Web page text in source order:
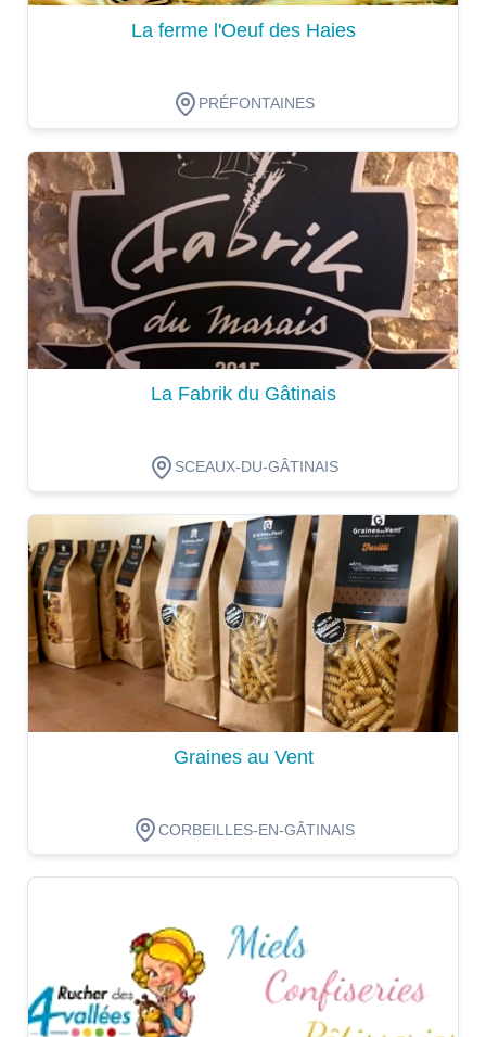
La ferme l'Oeuf des Haies
PRÉFONTAINES
Dégustation
La Fabrik du Gâtinais
SCEAUX-DU-GÂTINAIS
Dégustation
Graines au Vent
CORBEILLES-EN-GÂTINAIS